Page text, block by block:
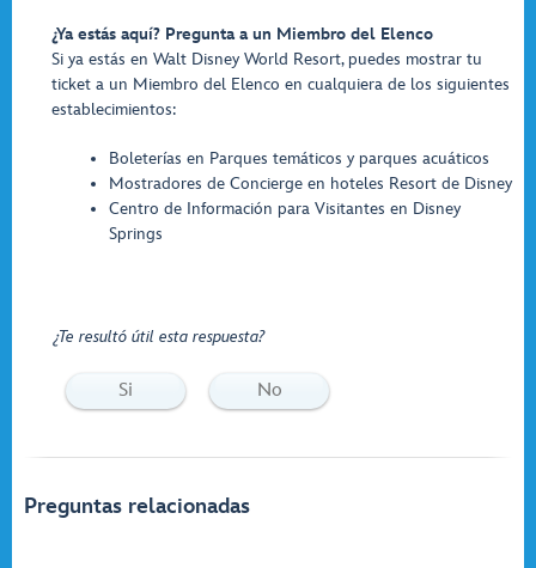
¿Ya estás aquí? Pregunta a un Miembro del Elenco
Si ya estás en Walt Disney World Resort, puedes mostrar tu
ticket a un Miembro del Elenco en cualquiera de los siguientes
establecimientos:
Boleterías en Parques temáticos y parques acuáticos
Mostradores de Concierge en hoteles Resort de Disney
Centro de Información para Visitantes en Disney
Springs
¿Te resultó útil esta respuesta?
Si No
Preguntas relacionadas